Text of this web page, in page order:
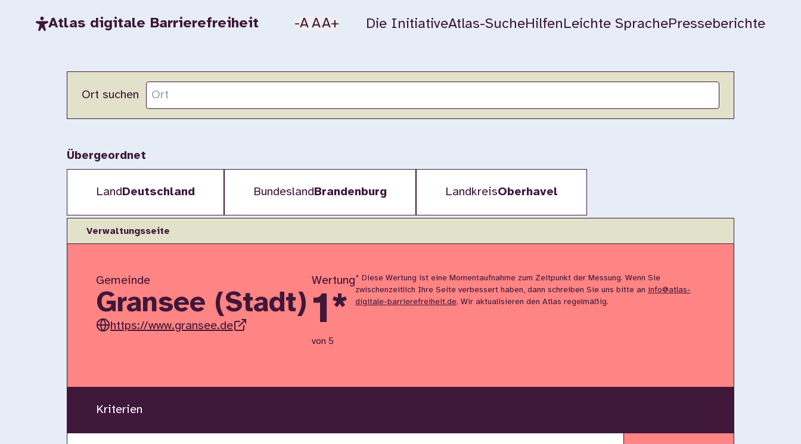
Atlas digitale Barrierefreiheit -A AA+ Die InitiativeAtlas-SucheHilfen Leichte SprachePresseberichte
Ort suchen
Übergeordnet
LandDeutschland BundeslandBrandenburg LandkreisOberhavel
Verwaltungsseite
Gemeinde
Gransee (Stadt)
https://www.gransee.de
Wertung
1*
von 5
* Diese Wertung ist eine Momentaufnahme zum Zeitpunkt der Messung. Wenn Sie
zwischenzeitlich Ihre Seite verbessert haben, dann schreiben Sie uns bitte an info@atlas-
digitale-barrierefreiheit.de. Wir aktualisieren den Atlas regelmäßig.
Kriterien